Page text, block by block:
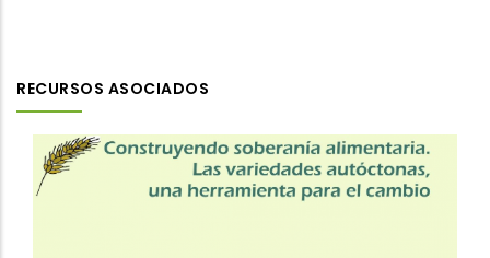
RECURSOS ASOCIADOS